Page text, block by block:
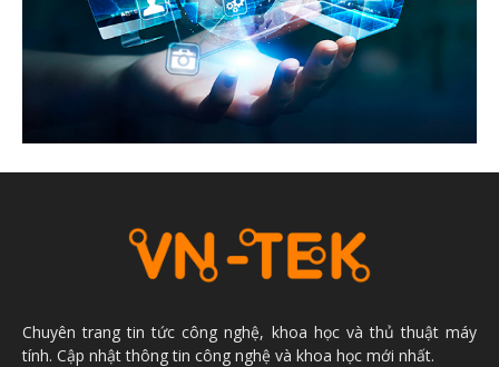
Chuyên trang tin tức công nghệ, khoa học và thủ thuật máy
tính. Cập nhật thông tin công nghệ và khoa học mới nhất.